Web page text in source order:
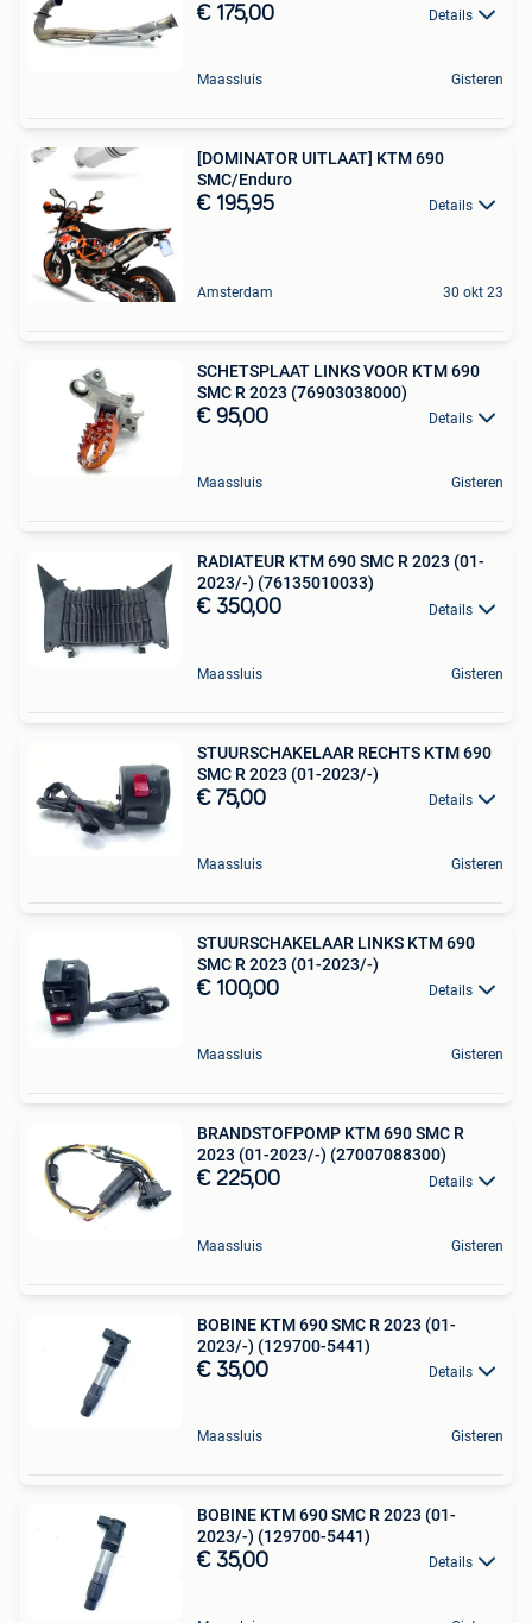
€ 175,00 Details
Maassluis Gisteren
[DOMINATOR UITLAAT] KTM 690
SMC/Enduro
€ 195,95 Details
Amsterdam 30 okt 23
SCHETSPLAAT LINKS VOOR KTM 690
SMC R 2023 (76903038000)
€ 95,00 Details
Maassluis Gisteren
RADIATEUR KTM 690 SMC R 2023 (01-
2023/-) (76135010033)
€ 350,00 Details
Maassluis Gisteren
STUURSCHAKELAAR RECHTS KTM 690
SMC R 2023 (01-2023/-)
€ 75,00 Details
Maassluis Gisteren
STUURSCHAKELAAR LINKS KTM 690
SMC R 2023 (01-2023/-)
€ 100,00 Details
Maassluis Gisteren
BRANDSTOFPOMP KTM 690 SMC R
2023 (01-2023/-) (27007088300)
€ 225,00 Details
Maassluis Gisteren
BOBINE KTM 690 SMC R 2023 (01-
2023/-) (129700-5441)
€ 35,00 Details
Maassluis Gisteren
BOBINE KTM 690 SMC R 2023 (01-
2023/-) (129700-5441)
€ 35,00 Details